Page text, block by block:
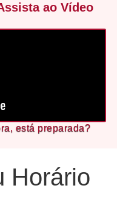
ao Vídeo
está preparada?
Horário